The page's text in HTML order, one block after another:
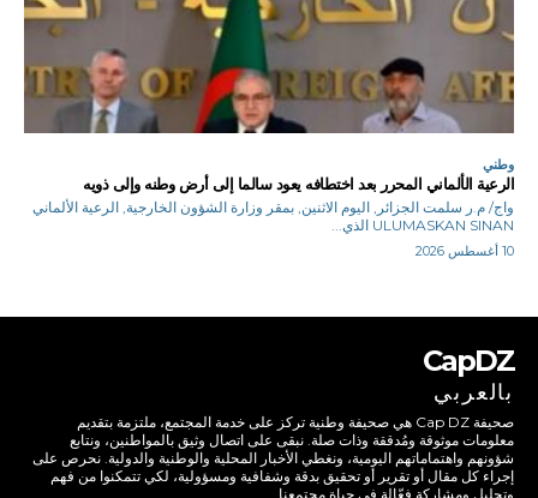
وطني
الرعية الألماني المحرر بعد اختطافه يعود سالما إلى أرض وطنه وإلى ذويه
واج/ م.ر سلمت الجزائر, اليوم الاثنين, بمقر وزارة الشؤون الخارجية, الرعية الألماني
ULUMASKAN SINAN الذي...
10 أغسطس 2026
CapDZ
بالعربي
صحيفة Cap DZ هي صحيفة وطنية تركز على خدمة المجتمع، ملتزمة بتقديم
معلومات موثوقة ومُدققة وذات صلة. نبقى على اتصال وثيق بالمواطنين، ونتابع
شؤونهم واهتماماتهم اليومية، ونغطي الأخبار المحلية والوطنية والدولية. نحرص على
إجراء كل مقال أو تقرير أو تحقيق بدقة وشفافية ومسؤولية، لكي تتمكنوا من فهم
وتحليل ومشاركة فعّالة في حياة مجتمعنا.